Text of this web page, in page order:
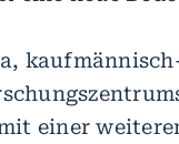
einer